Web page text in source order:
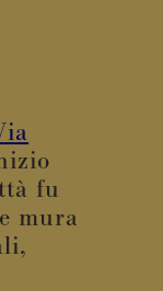
fu
mura